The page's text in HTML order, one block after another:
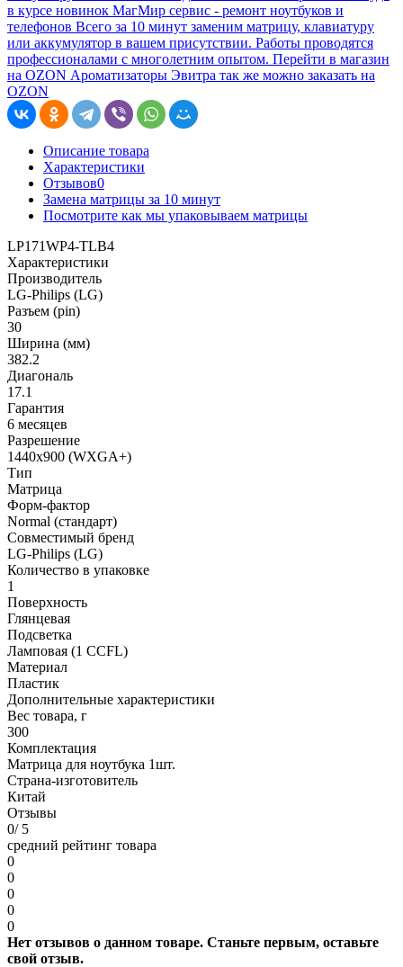
в курсе новинок МагМир сервис - ремонт ноутбуков и
телефонов Всего за 10 минут заменим матрицу, клавиатуру
или аккумулятор в вашем присутствии. Работы проводятся
профессионалами с многолетним опытом. Перейти в магазин
на OZON Ароматизаторы Эвитра так же можно заказать на
OZON
Описание товара
Характеристики
Отзывов0
Замена матрицы за 10 минут
Посмотрите как мы упаковываем матрицы
LP171WP4-TLB4
Характеристики
Производитель
LG-Philips (LG)
Разъем (pin)
30
Ширина (мм)
382.2
Диагональ
17.1
Гарантия
6 месяцев
Разрешение
1440x900 (WXGA+)
Тип
Матрица
Форм-фактор
Normal (стандарт)
Совместимый бренд
LG-Philips (LG)
Количество в упаковке
1
Поверхность
Глянцевая
Подсветка
Ламповая (1 CCFL)
Материал
Пластик
Дополнительные характеристики
Вес товара, г
300
Комплектация
Матрица для ноутбука 1шт.
Страна-изготовитель
Китай
Отзывы
0/ 5
средний рейтинг товара
0
0
0
0
0
Нет отзывов о данном товаре. Станьте первым, оставьте
свой отзыв.